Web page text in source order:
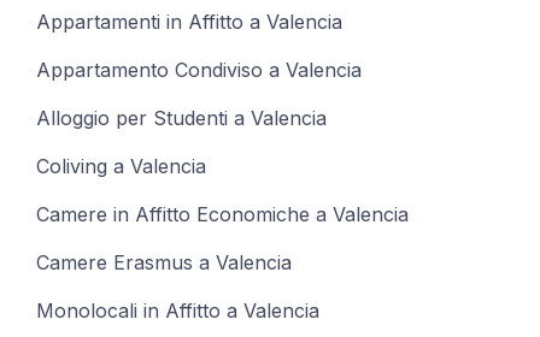
Appartamenti in Affitto a Valencia
Appartamento Condiviso a Valencia
Alloggio per Studenti a Valencia
Coliving a Valencia
Camere in Affitto Economiche a Valencia
Camere Erasmus a Valencia
Monolocali in Affitto a Valencia